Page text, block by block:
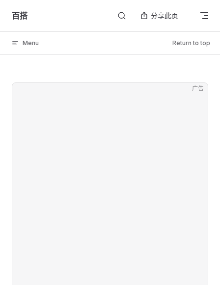
Skip to content
百搭 分享此页
Menu Return to top
广告